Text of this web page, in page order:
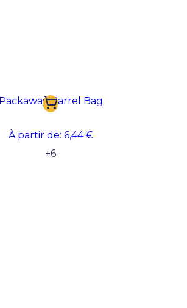
Packaway Barrel Bag
À partir de: 6,44 €
+6